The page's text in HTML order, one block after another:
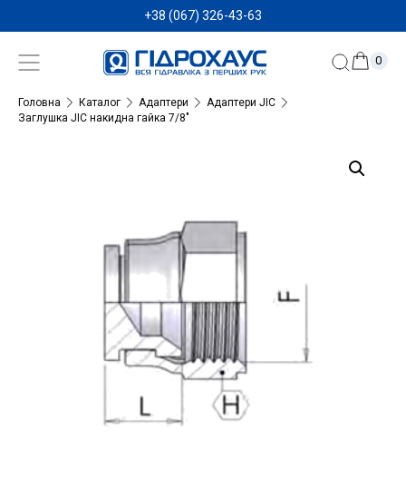
+38 (067) 326-43-63
0
Головна Каталог Адаптери
Адаптери JIC
Заглушка JIC накидна гайка 7/8″